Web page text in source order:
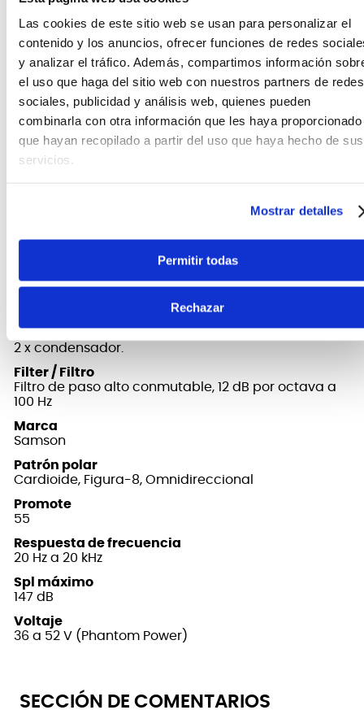
Las cookies de este sitio web se usan para personalizar el
contenido y los anuncios, ofrecer funciones de redes
y analizar el tráfico. Además, compartimos información
el uso que haga del sitio web con nuestros partners de redes
sociales, publicidad y análisis web, quienes pueden
combinarla con otra información que les haya proporcionado
que hayan recopilado a partir del uso que haya hecho de sus
servicios.
Mostrar detalles
Permitir todas
Rechazar
trasero y lateral del micrófono, mientras que
Proporciona una excelente cobertura directamente
en frente del micrófono. El patrón cardioide es ideal
para capturar un vocalista solista y para preservar
la presencia de instrumentos acústicos.
ofrece una excelente respuesta tanto
delante como detrás del micrófono, con un rechazo
mejorado de la señal lateral. Esta es una excelente
especialmente en grupos y parejas más pequeños.
FICHA TÉCNICA Y DIMENSIONES
2 x condensador.
Filter / Filtro
Filtro de paso alto conmutable, 12 dB por octava a
100 Hz
Marca
Samson
Patrón polar
Cardioide, Figura-8, Omnidireccional
Promote
55
Respuesta de frecuencia
20 Hz a 20 kHz
Spl máximo
147 dB
Voltaje
36 a 52 V (Phantom Power)